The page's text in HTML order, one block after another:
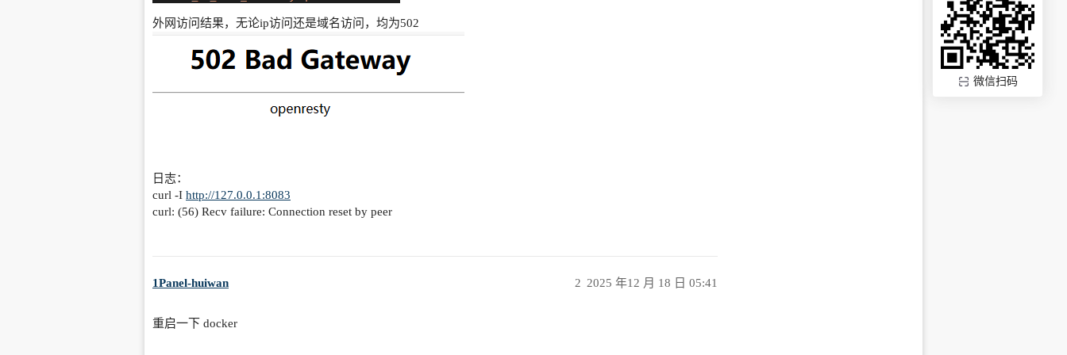
微信扫码
外网访问结果，无论ip访问还是域名访问，均为502
日志：
curl -I http://127.0.0.1:8083
curl: (56) Recv failure: Connection reset by peer
1Panel-huiwan 2025 年12 月 18 日 05:41
2
重启一下 docker